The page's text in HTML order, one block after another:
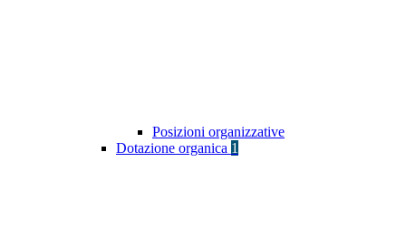
Posizioni organizzative
Dotazione organica 1